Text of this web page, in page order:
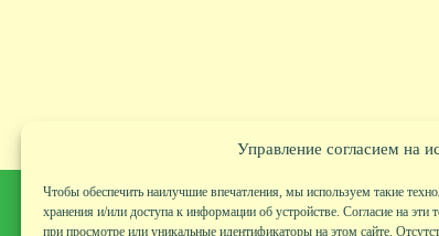
Управление согласием на
Чтобы обеспечить наилучшие впечатления, мы используем такие
хранения и/или доступа к информации об устройстве. Согласие на
при просмотре или уникальные идентификаторы на этом сайте.